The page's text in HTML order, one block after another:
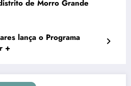
de Morro Grande
o Programa
+